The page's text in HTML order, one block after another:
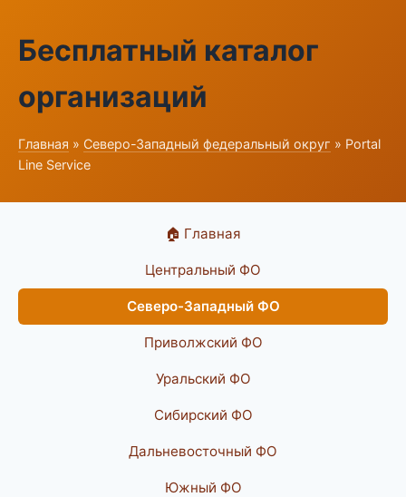
Бесплатный каталог
организаций
Главная » Северо-Западный федеральный округ » Portal
Line Service
🏠 Главная
Центральный ФО
Северо-Западный ФО
Приволжский ФО
Уральский ФО
Сибирский ФО
Дальневосточный ФО
Южный ФО